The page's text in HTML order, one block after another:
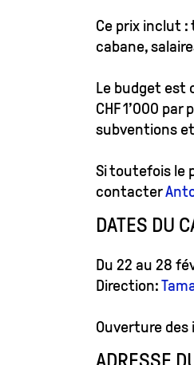
Ce prix inclut
cabane,
Le budget est
CHF 1’000
subventions
Si toutefois le
contacter
DATES DU
Du 22 au 28
Direction:
Ouverture des